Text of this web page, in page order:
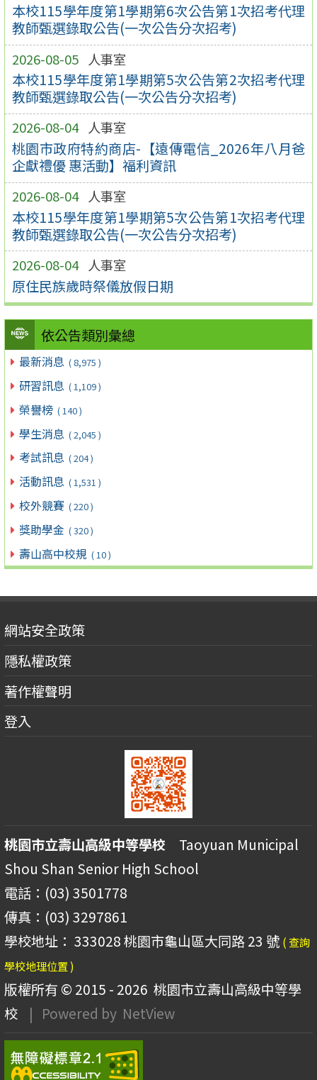
本校115學年度第1學期第6次公告第1次招考代理
教師甄選錄取公告(一次公告分次招考)
2026-08-05 人事室
本校115學年度第1學期第5次公告第2次招考代理
教師甄選錄取公告(一次公告分次招考)
2026-08-04 人事室
桃園市政府特約商店-【遠傳電信_2026年八月爸
企獻禮優 惠活動】福利資訊
2026-08-04 人事室
本校115學年度第1學期第5次公告第1次招考代理
教師甄選錄取公告(一次公告分次招考)
2026-08-04 人事室
原住民族歲時祭儀放假日期
依公告類別彙總
最新消息 ( 8,975 )
研習訊息 ( 1,109 )
榮譽榜 ( 140 )
學生消息 ( 2,045 )
考試訊息 ( 204 )
活動訊息 ( 1,531 )
校外競賽 ( 220 )
獎助學金 ( 320 )
壽山高中校規 ( 10 )
網站安全政策
隱私權政策
著作權聲明
登入
桃園市立壽山高級中等學校 Taoyuan Municipal
Shou Shan Senior High School
電話：(03) 3501778
傳真：(03) 3297861
學校地址： 333028 桃園市龜山區大同路 23 號 ( 查詢
學校地理位置 )
版權所有 © 2015 - 2026 桃園市立壽山高級中等學
校
| Powered by NetView